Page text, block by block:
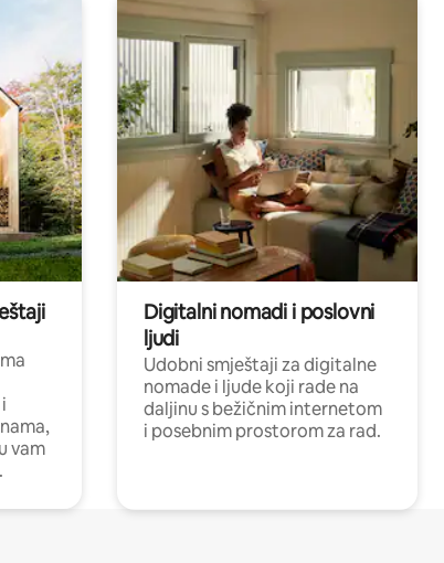
vam
Digitalni nomadi i poslovni
ljudi
Udobni smještaji za digitalne
nomade i ljude koji rade na
daljinu s bežičnim internetom
i posebnim prostorom za rad.